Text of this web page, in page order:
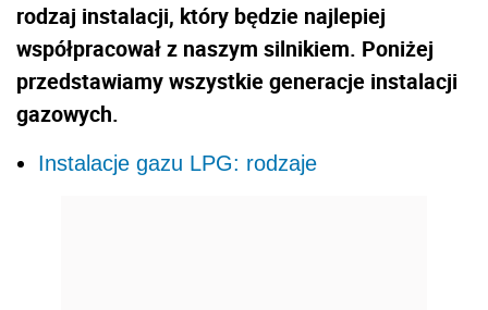
rodzaj instalacji, który będzie najlepiej
współpracował z naszym silnikiem. Poniżej
przedstawiamy wszystkie generacje instalacji
gazowych.
Instalacje gazu LPG: rodzaje